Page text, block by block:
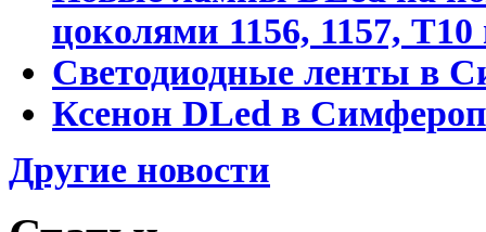
цоколями 1156, 1157,
Светодиодные ленты в
Ксенон DLed в
Другие новости